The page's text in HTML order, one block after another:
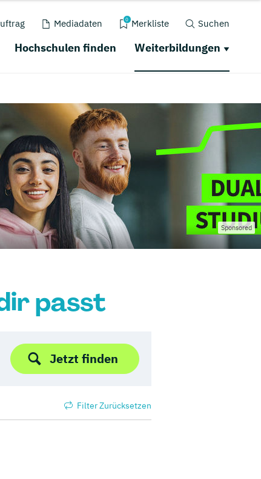
Mediadaten 0 Merkliste Suchen
Hochschulen finden Weiterbildungen
Sponsored
passt
Jetzt finden
Filter Zurücksetzen